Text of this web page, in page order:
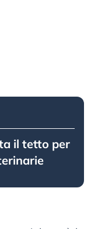
il tetto per